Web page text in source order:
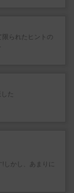
限られたヒントの
た
しかし、あまりに